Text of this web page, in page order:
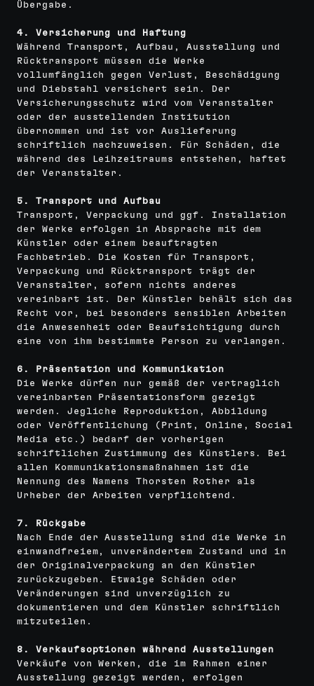
Übergabe.
4. Versicherung und Haftung
Während Transport, Aufbau, Ausstellung und
Rücktransport müssen die Werke
vollumfänglich gegen Verlust, Beschädigung
und Diebstahl versichert sein. Der
Versicherungsschutz wird vom Veranstalter
oder der ausstellenden Institution
übernommen und ist vor Auslieferung
schriftlich nachzuweisen. Für Schäden, die
während des Leihzeitraums entstehen, haftet
der Veranstalter.
5. Transport und Aufbau
Transport, Verpackung und ggf. Installation
der Werke erfolgen in Absprache mit dem
Künstler oder einem beauftragten
Fachbetrieb. Die Kosten für Transport,
Verpackung und Rücktransport trägt der
Veranstalter, sofern nichts anderes
vereinbart ist. Der Künstler behält sich das
Recht vor, bei besonders sensiblen Arbeiten
die Anwesenheit oder Beaufsichtigung durch
eine von ihm bestimmte Person zu verlangen.
6. Präsentation und Kommunikation
Die Werke dürfen nur gemäß der vertraglich
vereinbarten Präsentationsform gezeigt
werden. Jegliche Reproduktion, Abbildung
oder Veröffentlichung (Print, Online, Social
Media etc.) bedarf der vorherigen
schriftlichen Zustimmung des Künstlers. Bei
allen Kommunikationsmaßnahmen ist die
Nennung des Namens Thorsten Rother als
Urheber der Arbeiten verpflichtend.
7. Rückgabe
Nach Ende der Ausstellung sind die Werke in
einwandfreiem, unverändertem Zustand und in
der Originalverpackung an den Künstler
zurückzugeben. Etwaige Schäden oder
Veränderungen sind unverzüglich zu
dokumentieren und dem Künstler schriftlich
mitzuteilen.
8. Verkaufsoptionen während Ausstellungen
Verkäufe von Werken, die im Rahmen einer
Ausstellung gezeigt werden, erfolgen